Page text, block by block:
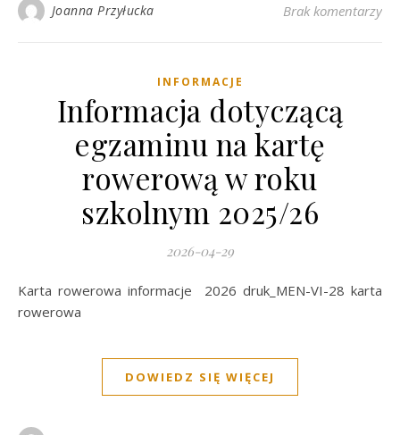
Joanna Przyłucka Brak komentarzy
INFORMACJE
Informacja dotyczącą
egzaminu na kartę
rowerową w roku
szkolnym 2025/26
2026-04-29
Karta rowerowa informacje 2026 druk_MEN-VI-28 karta
rowerowa
DOWIEDZ SIĘ WIĘCEJ